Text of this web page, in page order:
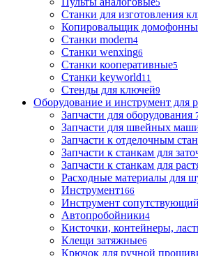
5
Станки для изготовления
Копировальщик
Станки modern4
Станки wenxing6
Станки кооперативные5
Станки keyworld11
Стенды для ключей9
Оборудование и инструмент для
Запчасти для оборудования
Запчасти для швейных
Запчасти к отделочным
Запчасти к станкам для
Запчасти к станкам для
Расходные материалы для
Инструмент166
Инструмент сопутствующий
Автопробойники4
Кисточки, контейнеры,
Клещи затяжные6
Крючок для ручной